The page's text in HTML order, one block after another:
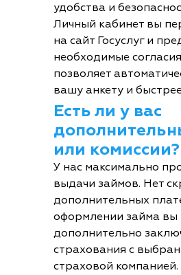
удобства и
Личный кабинет вы
на сайт Госуслуг и
необходимые
позволяет
вашу анкету и
Есть ли у вас
или комиссии?
У нас максимально
выдачи займов. Нет
дополнительных
оформлении займа вы
дополнительно
страхования с
страховой